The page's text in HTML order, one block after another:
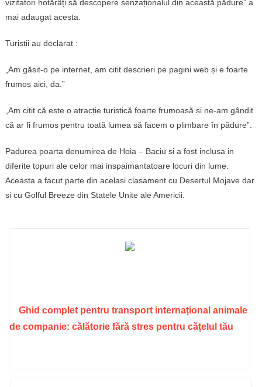
vizitatori hotărâți să descopere senzaționalul din această pădure” a
mai adaugat acesta.
Turistii au declarat :
„Am găsit-o pe internet, am citit descrieri pe pagini web și e foarte
frumos aici, da.”
„Am citit că este o atracție turistică foarte frumoasă și ne-am gândit
că ar fi frumos pentru toată lumea să facem o plimbare în pădure”.
Padurea poarta denumirea de Hoia – Baciu si a fost inclusa in
diferite topuri ale celor mai inspaimantatoare locuri din lume.
Aceasta a facut parte din acelasi clasament cu Desertul Mojave dar
si cu Golful Breeze din Statele Unite ale Americii.
Ghid complet pentru transport internațional animale
de companie: călătorie fără stres pentru cățelul tău